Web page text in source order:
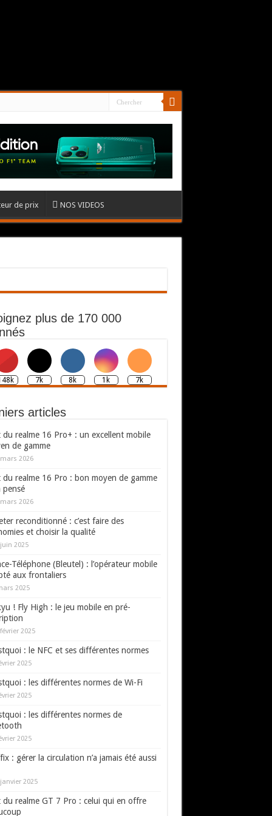
de prix NOS VIDEOS
plus de 170 000
7k 8k 1k 7k
articles
du realme 16 Pro+ : un excellent mobile
de gamme
2026
du realme 16 Pro : bon moyen de gamme
pensé
2026
reconditionné : c’est faire des
et choisir la qualité
2025
Téléphone (Bleutel) : l’opérateur mobile
aux frontaliers
2025
! Fly High : le jeu mobile en pré-
2025
: le NFC et ses différentes normes
2025
: les différentes normes de Wi-Fi
2025
: les différentes normes de
2025
: gérer la circulation n’a jamais été aussi
2025
du realme GT 7 Pro : celui qui en offre